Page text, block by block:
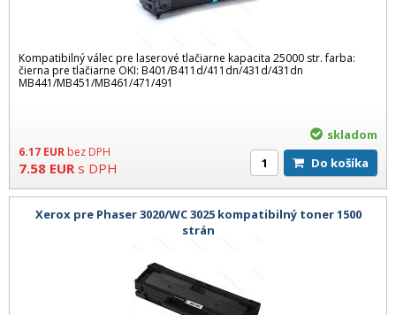
Kompatibilný válec pre laserové tlačiarne kapacita 25000 str. farba:
čierna pre tlačiarne OKI: B401/B411d/411dn/431d/431dn
MB441/MB451/MB461/471/491
6.17 EUR bez DPH
7.58 EUR s DPH
skladom
Do košíka
Xerox pre Phaser 3020/WC 3025 kompatibilný toner 1500
strán